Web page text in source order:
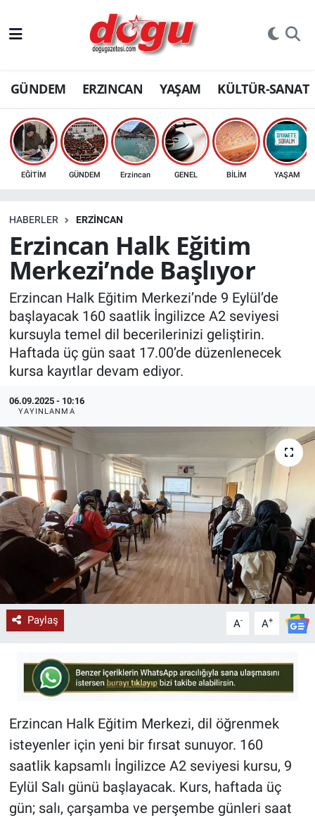
GÜNDEM ERZINCAN YAŞAM KÜLTÜR-SANAT
EĞİTİM GÜNDEM Erzincan GENEL BİLİM YAŞAM
HABERLER ERZINCAN
Erzincan Halk Eğitim
Merkezi’nde Başlıyor
Erzincan Halk Eğitim Merkezi’nde 9 Eylül’de
başlayacak 160 saatlik İngilizce A2 seviyesi
kursuyla temel dil becerilerinizi geliştirin.
Haftada üç gün saat 17.00’de düzenlenecek
kursa kayıtlar devam ediyor.
06.09.2025 - 10:16
YAYINLANMA
Paylaş A- A+
Erzincan Halk Eğitim Merkezi, dil öğrenmek
isteyenler için yeni bir fırsat sunuyor. 160
saatlik kapsamlı İngilizce A2 seviyesi kursu, 9
Eylül Salı günü başlayacak. Kurs, haftada üç
gün; salı, çarşamba ve perşembe günleri saat
ERZINCAN
GÜNDEM
ERZİNCAN FOTOĞRAFLARI
SAĞLIK
EKONOMİ
Bilim, teknoloji
GENEL
KÜLTÜR-SANAT
Yerel Haber
Politika
SPOR
YAŞAM
RESMİ İLAN